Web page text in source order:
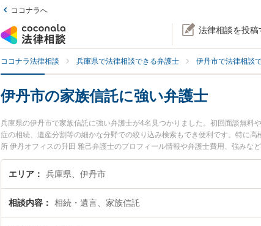
ココナラへ
法律相談を投稿
ココナラ法律相談 兵庫県で法律相談できる弁護士 伊丹市で法律相談
伊丹市の家族信託に強い弁護士
兵庫県の伊丹市で家族信託に強い弁護士が4名見つかりました。初回面談無
症の相続、遺産分割等の細かな分野での絞り込み検索もでき便利です。特に
所 伊丹オフィスの升田 雅己弁護士のプロフィール情報や弁護士費用、強み
談したい』『家族信託のトラブル解決の実績豊富な近くの弁護士を検索した
相談者さんにおすすめです。
エリア 兵庫県、伊丹市
相談内容 相続・遺言、家族信託